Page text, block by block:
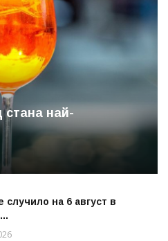
стана най-
случило на 6 август в